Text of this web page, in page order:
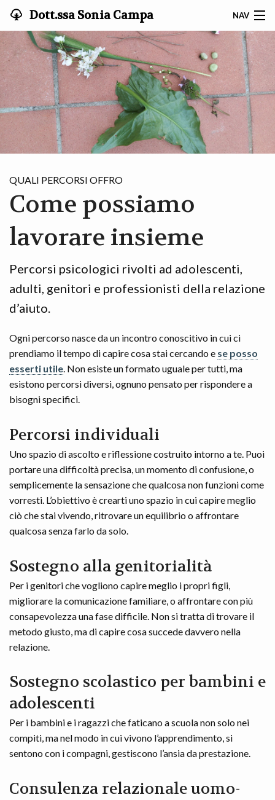
Dott.ssa Sonia Campa NAV
HOME
CHI SONO
TI RIGUARDA?
COME CI LAVORIAMO
FAQ
BLOG
QUALI PERCORSI OFFRO
Come possiamo
lavorare insieme
Percorsi psicologici rivolti ad adolescenti,
adulti, genitori e professionisti della relazione
d’aiuto.
Ogni percorso nasce da un incontro conoscitivo in cui ci
prendiamo il tempo di capire cosa stai cercando e se posso
esserti utile. Non esiste un formato uguale per tutti, ma
esistono percorsi diversi, ognuno pensato per rispondere a
bisogni specifici.
Percorsi individuali
Uno spazio di ascolto e riflessione costruito intorno a te. Puoi
portare una difficoltà precisa, un momento di confusione, o
semplicemente la sensazione che qualcosa non funzioni come
vorresti. L’obiettivo è crearti uno spazio in cui capire meglio
ciò che stai vivendo, ritrovare un equilibrio o affrontare
qualcosa senza farlo da solo.
Sostegno alla genitorialità
Per i genitori che vogliono capire meglio i propri figli,
migliorare la comunicazione familiare, o affrontare con più
consapevolezza una fase difficile. Non si tratta di trovare il
metodo giusto, ma di capire cosa succede davvero nella
relazione.
Sostegno scolastico per bambini e
adolescenti
Per i bambini e i ragazzi che faticano a scuola non solo nei
compiti, ma nel modo in cui vivono l’apprendimento, si
sentono con i compagni, gestiscono l’ansia da prestazione.
Consulenza relazionale uomo-